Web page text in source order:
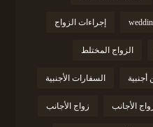
إجراءات الزواج
الزواج المختلط
أجنبية السفارات الأجنبية
الأجانب زواج الأجانب